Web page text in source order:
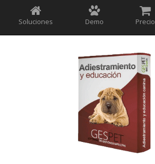
Soluciones Demo Precio